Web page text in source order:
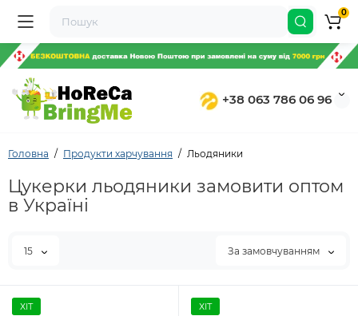
+38 063 786 06 96
0
Головна Продукти харчування Льодяники
Цукерки льодяники замовити оптом
в Україні
15 За замовчуванням
ХІТ ХІТ